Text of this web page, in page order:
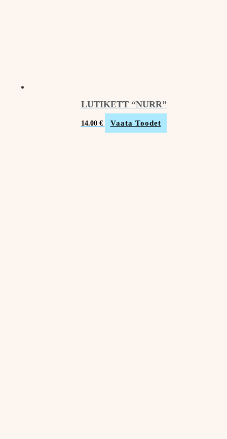
LUTIKETT “NURR”
14.00 € Vaata Toodet